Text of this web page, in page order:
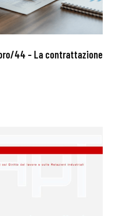
44 – La contrattazione